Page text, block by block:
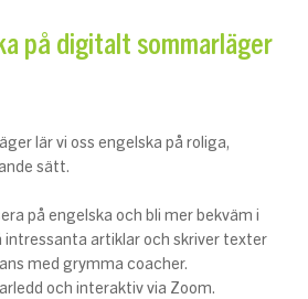
på digitalt sommarläger
lär vi oss engelska på roliga,
sätt.
på engelska och bli mer bekväm i
intressanta artiklar och skriver texter
med grymma coacher.
och interaktiv via Zoom.